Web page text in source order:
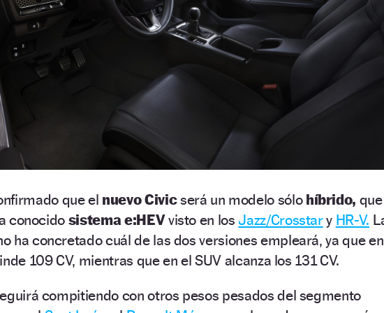
que el nuevo Civicserá un modelo sólo híbrido, que
conocido sistema e:HEVvisto en losJazz/Crosstary HR-V.
ha concretado cuál de las dos versiones empleará, ya que en
109 CV, mientras que en el SUV alcanza los 131 CV.
compitiendo con otros pesos pesados del segmento